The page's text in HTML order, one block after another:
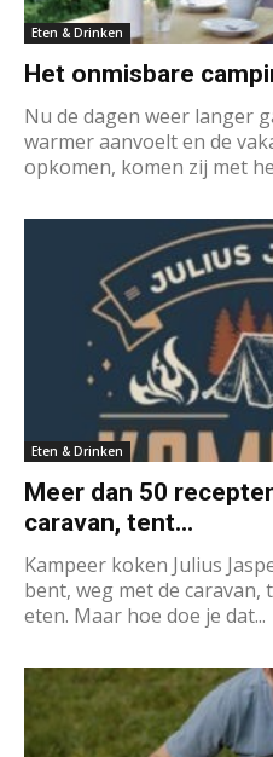
Eten & Drinken
Het onmisbare
Nu de dagen weer langer
warmer aanvoelt en de
opkomen, komen zij met
Eten & Drinken
Meer dan 50
caravan, tent...
Kampeer koken Julius
bent, weg met de
eten. Maar hoe doe je dat...